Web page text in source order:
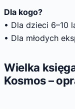
Dla kogo?
• Dla dzieci 6–10
• Dla młodych
Wielka
Kosmos –